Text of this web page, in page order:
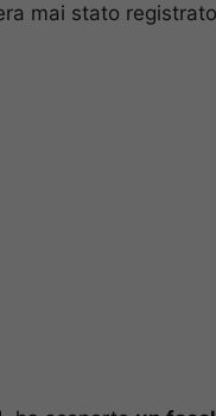
mai stato